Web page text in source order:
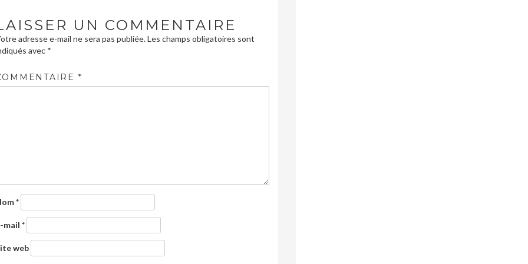
UN COMMENTAIRE
adresse e-mail ne sera pas publiée. Les champs obligatoires sont
avec *
*
*
mail *
web